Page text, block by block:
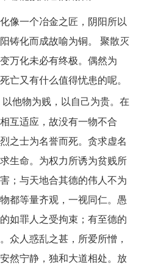
像一个冶金之匠，阴阳所以
铸化而成故喻为铜。 聚散灭
万化未必有终极。偶然为
亡又有什么值得忧患的呢。
以他物为贱，以自己为贵。在
互适应，故没有一物不合
之士为名誉而死。贪求虚名
生命。为权力所诱为贫贱所
；与天地合其德的伟人不为
都等量齐观，一视同仁。愚
如罪人之受拘束；有至德的
众人惑乱之甚，所爱所憎，
然宁静，独和大道相处。放